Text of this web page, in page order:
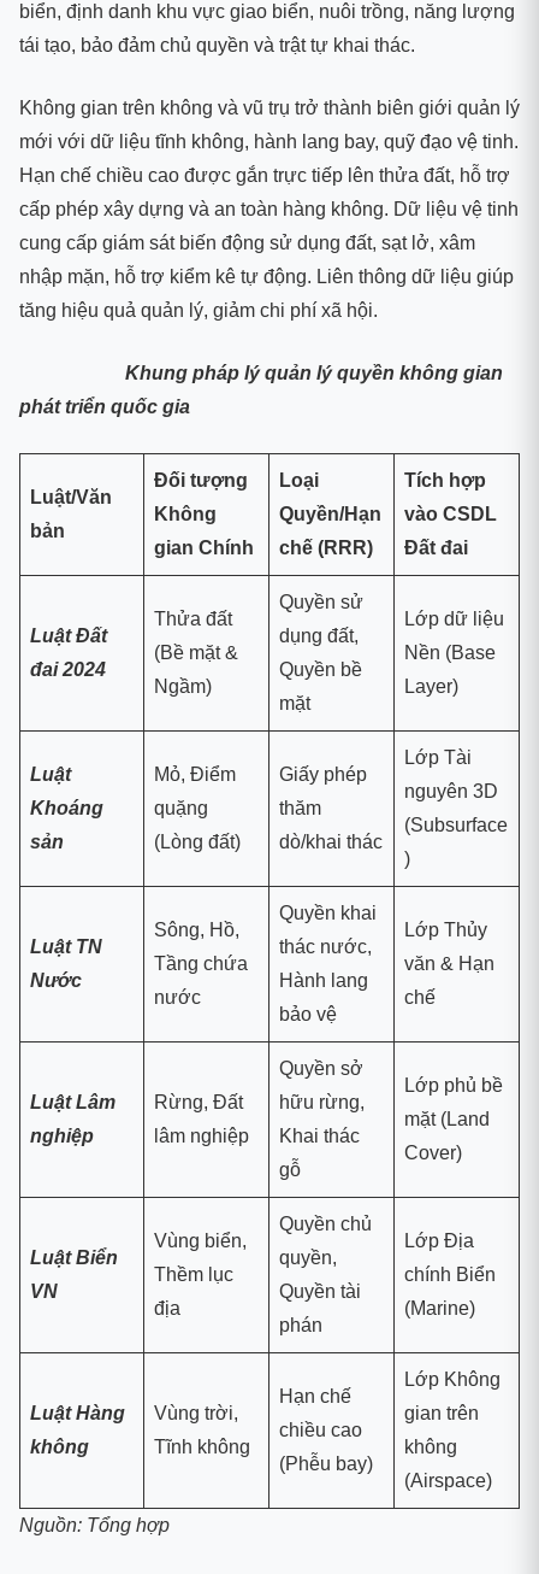
biển, định danh khu vực giao biển, nuôi trồng, năng lượng
tái tạo, bảo đảm chủ quyền và trật tự khai thác.
Không gian trên không và vũ trụ trở thành biên giới quản lý
mới với dữ liệu tĩnh không, hành lang bay, quỹ đạo vệ tinh.
Hạn chế chiều cao được gắn trực tiếp lên thửa đất, hỗ trợ
cấp phép xây dựng và an toàn hàng không. Dữ liệu vệ tinh
cung cấp giám sát biến động sử dụng đất, sạt lở, xâm
nhập mặn, hỗ trợ kiểm kê tự động. Liên thông dữ liệu giúp
tăng hiệu quả quản lý, giảm chi phí xã hội.
Khung pháp lý quản lý quyền không gian
phát triển quốc gia
Luật/Văn
bản
Đối tượng
Không
gian Chính
Loại
Quyền/Hạn
chế (RRR)
Tích hợp
vào CSDL
Đất đai
Luật Đất
đai 2024
Thửa đất
(Bề mặt &
Ngầm)
Quyền sử
dụng đất,
Quyền bề
mặt
Lớp dữ liệu
Nền (Base
Layer)
Luật
Khoáng
sản
Mỏ, Điểm
quặng
(Lòng đất)
Giấy phép
thăm
dò/khai thác
Lớp Tài
nguyên 3D
(Subsurface
)
Luật TN
Nước
Sông, Hồ,
Tầng chứa
nước
Quyền khai
thác nước,
Hành lang
bảo vệ
Lớp Thủy
văn & Hạn
chế
Luật Lâm
nghiệp
Rừng, Đất
lâm nghiệp
Quyền sở
hữu rừng,
Khai thác
gỗ
Lớp phủ bề
mặt (Land
Cover)
Luật Biển
VN
Vùng biển,
Thềm lục
địa
Quyền chủ
quyền,
Quyền tài
phán
Lớp Địa
chính Biển
(Marine)
Luật Hàng
không
Vùng trời,
Tĩnh không
Hạn chế
chiều cao
(Phễu bay)
Lớp Không
gian trên
không
(Airspace)
Nguồn: Tổng hợp